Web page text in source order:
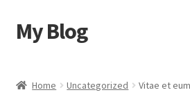
Skip
to
Skip
to
My Blog
Home Uncategorized Vitae et